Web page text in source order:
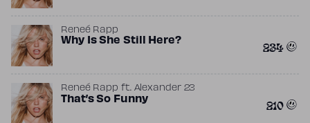
Reneé Rapp
Why Is She Still Here? 234
Reneé Rapp ft. Alexander 23
That’s So Funny 210